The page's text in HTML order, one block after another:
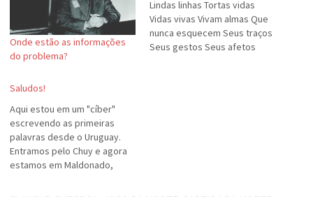
Onde estão as informações
do problema?
Lindas linhas Tortas vidas
Vidas vivas Vivam almas Que
nunca esquecem Seus traços
Seus gestos Seus afetos
Saludos!
Aqui estou em um "cíber"
escrevendo as primeiras
palavras desde o Uruguay.
Entramos pelo Chuy e agora
estamos em Maldonado,